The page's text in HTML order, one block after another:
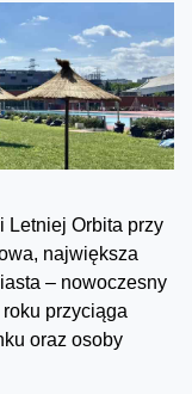
Letniej Orbita przy
największa
– nowoczesny
przyciąga
oraz osoby